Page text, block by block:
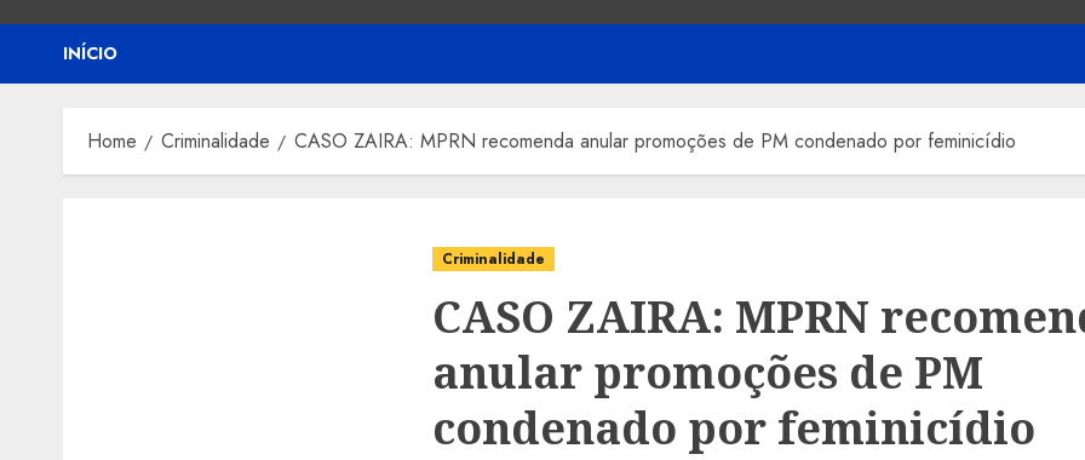
INÍCIO
Home Criminalidade CASO ZAIRA: MPRN recomenda anular promoções de PM condenado por feminicídio
Criminalidade
CASO ZAIRA: MPRN
anular promoções de PM
condenado por feminicídio